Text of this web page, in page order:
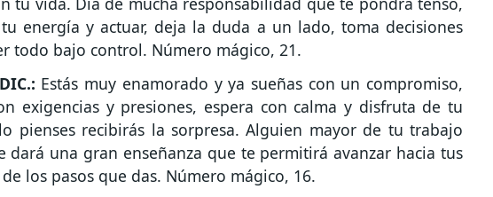
energía y actuar, deja la duda a un lado, toma decisiones
todo bajo control. Número mágico, 21.
Estás muy enamorado y ya sueñas con un compromiso,
exigencias y presiones, espera con calma y disfruta de tu
pienses recibirás la sorpresa. Alguien mayor de tu trabajo
dará una gran enseñanza que te permitirá avanzar hacia tus
los pasos que das. Número mágico, 16.